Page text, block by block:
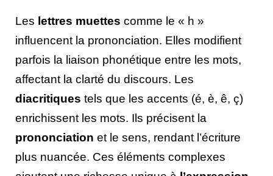
Les lettres muettes comme le « h »
influencent la prononciation. Elles modifient
parfois la liaison phonétique entre les mots,
affectant la clarté du discours. Les
diacritiques tels que les accents (é, è, ê, ç)
enrichissent les mots. Ils précisent la
prononciation et le sens, rendant l’écriture
plus nuancée. Ces éléments complexes